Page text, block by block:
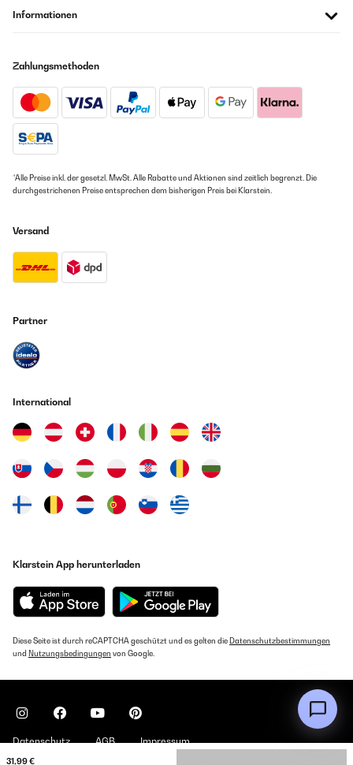
31,99 €
Informationen
Zahlungsmethoden
*Alle Preise inkl. der gesetzl. MwSt. Alle Rabatte und Aktionen sind zeitlich begrenzt. Die
durchgestrichenen Preise entsprechen dem bisherigen Preis bei Klarstein.
Versand
Partner
International
Klarstein App herunterladen
Diese Seite ist durch reCAPTCHA geschützt und es gelten die Datenschutzbestimmungen
und Nutzungsbedingungen von Google.
Datenschutz AGB Impressum